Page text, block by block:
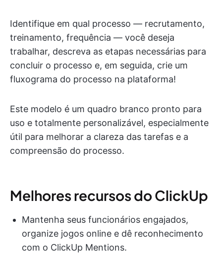
Identifique em qual processo — recrutamento,
treinamento, frequência — você deseja
trabalhar, descreva as etapas necessárias para
concluir o processo e, em seguida, crie um
fluxograma do processo na plataforma!
Este modelo é um quadro branco pronto para
uso e totalmente personalizável, especialmente
útil para melhorar a clareza das tarefas e a
compreensão do processo.
Melhores recursos do ClickUp
Mantenha seus funcionários engajados,
organize jogos online e dê reconhecimento
com o ClickUp Mentions.